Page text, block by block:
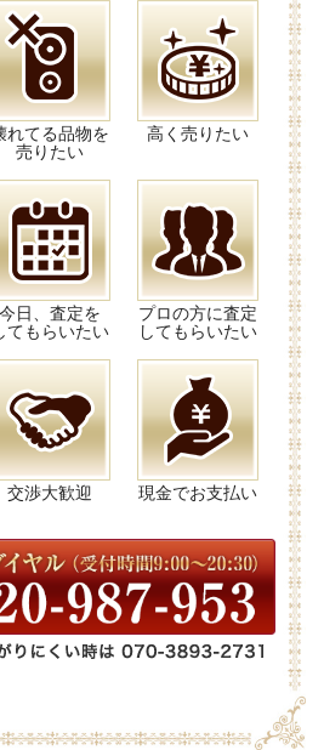
れてる品物を
売りたい
高く売りたい
今日、査定を
てもらいたい
プロの方に査定
してもらいたい
交渉大歓迎 現金でお支払い